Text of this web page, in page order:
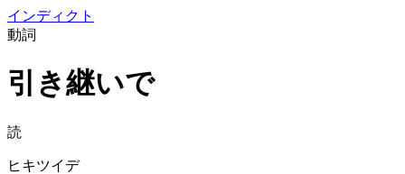
インディクト
動詞
引き継いで
読
ヒキツイデ